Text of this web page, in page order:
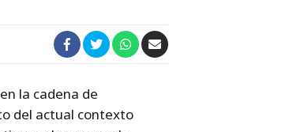
la cadena de
del actual contexto